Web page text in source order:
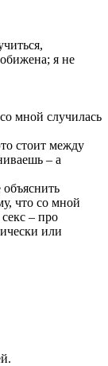
я не
мной случилась
стоит между
– а
что со мной
– про
или